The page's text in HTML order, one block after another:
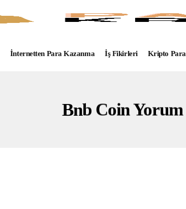
İnternetten Para Kazanma İş Fikirleri Kripto Para
Bnb Coin Yorum